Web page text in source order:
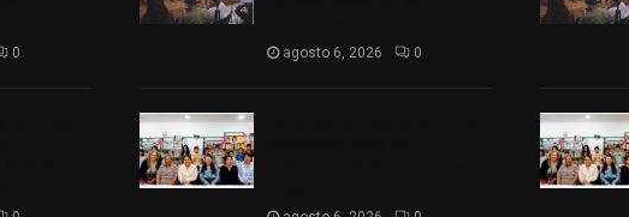
0 agosto 6, 2026 0